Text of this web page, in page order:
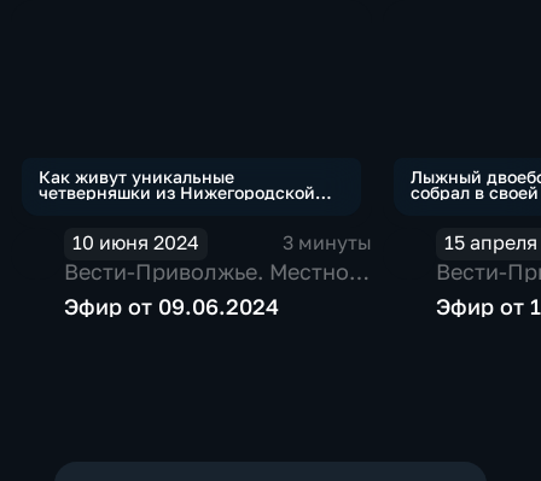
Как живут уникальные
четверняшки из Нижегородской
10 июня 2024 3 минуты
Вести-Приволжье. Местное
время с Мариной
Гальцыновой
Эфир от 09.06.2024
Лыжный
собрал в
15
Вести-
время с
Эфир от